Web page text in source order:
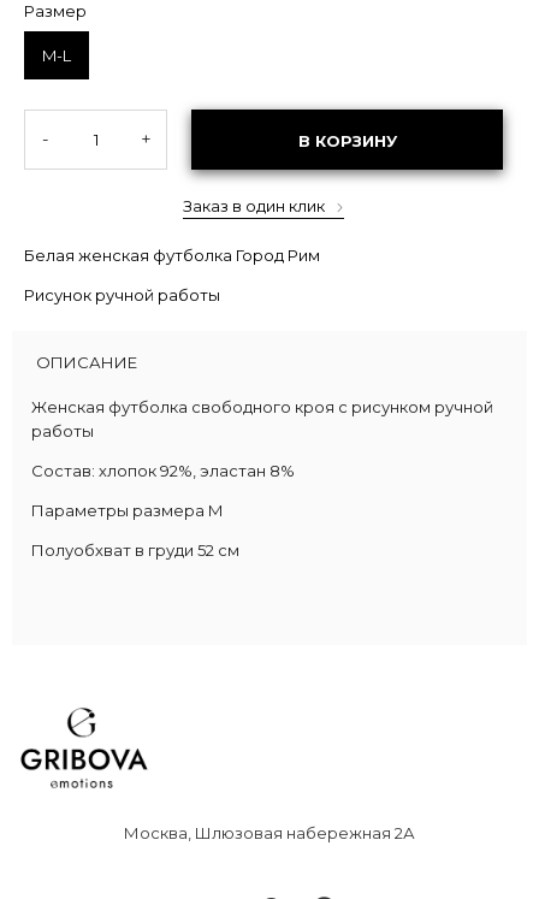
Размер
M-L
- + В КОРЗИНУ
Заказ в один клик
Белая женская футболка Город Рим
Рисунок ручной работы
ОПИСАНИЕ
Женская футболка свободного кроя с рисунком ручной
работы
Состав: хлопок 92%, эластан 8%
Параметры размера М
Полуобхват в груди 52 см
Москва, Шлюзовая набережная 2А